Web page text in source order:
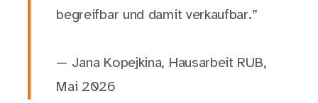
begreifbar und damit verkaufbar.”
— Jana Kopejkina, Hausarbeit RUB,
Mai 2026